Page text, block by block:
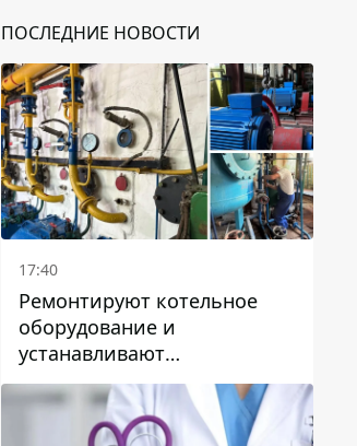
ПОСЛЕДНИЕ НОВОСТИ
17:40
Ремонтируют котельное
оборудование и
устанавливают
генераторные установки:
как в Днепре готовятся к
отопительному сезону